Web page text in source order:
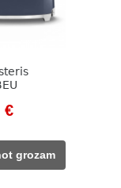
€Current
149,00 €.
grozam